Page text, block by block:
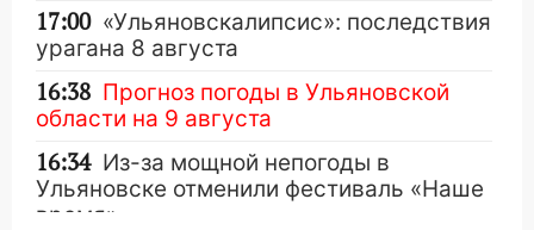
17:00 «Ульяновскалипсис»: последствия
урагана 8 августа
16:38 Прогноз погоды в Ульяновской
области на 9 августа
16:34 Из-за мощной непогоды в
Ульяновске отменили фестиваль «Наше
время»